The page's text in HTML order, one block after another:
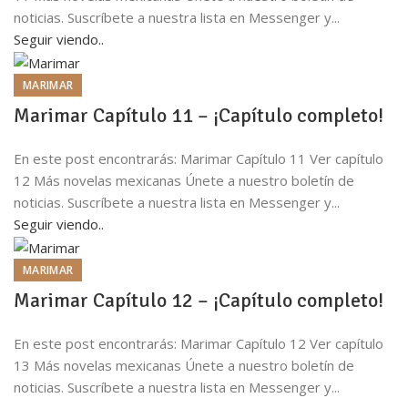
noticias. Suscríbete a nuestra lista en Messenger y...
Seguir viendo..
MARIMAR
Marimar Capítulo 11 – ¡Capítulo completo!
En este post encontrarás: Marimar Capítulo 11 Ver capítulo
12 Más novelas mexicanas Únete a nuestro boletín de
noticias. Suscríbete a nuestra lista en Messenger y...
Seguir viendo..
MARIMAR
Marimar Capítulo 12 – ¡Capítulo completo!
En este post encontrarás: Marimar Capítulo 12 Ver capítulo
13 Más novelas mexicanas Únete a nuestro boletín de
noticias. Suscríbete a nuestra lista en Messenger y...